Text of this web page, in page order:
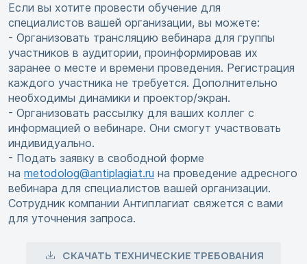
Если вы хотите провести обучение для
специалистов вашей организации, вы можете:
- Организовать трансляцию вебинара для группы
участников в аудитории, проинформировав их
заранее о месте и времени проведения. Регистрация
каждого участника не требуется. Дополнительно
необходимы динамики и проектор/экран.
- Организовать рассылку для ваших коллег с
информацией о вебинаре. Они смогут участвовать
индивидуально.
- Подать заявку в свободной форме
на metodolog@antiplagiat.ru на проведение адресного
вебинара для специалистов вашей организации.
Сотрудник компании Антиплагиат свяжется с вами
для уточнения запроса.
СКАЧАТЬ ТЕХНИЧЕСКИЕ ТРЕБОВАНИЯ